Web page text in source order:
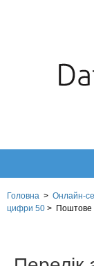
Головна > Онлайн-
цифри 50 > Поштове